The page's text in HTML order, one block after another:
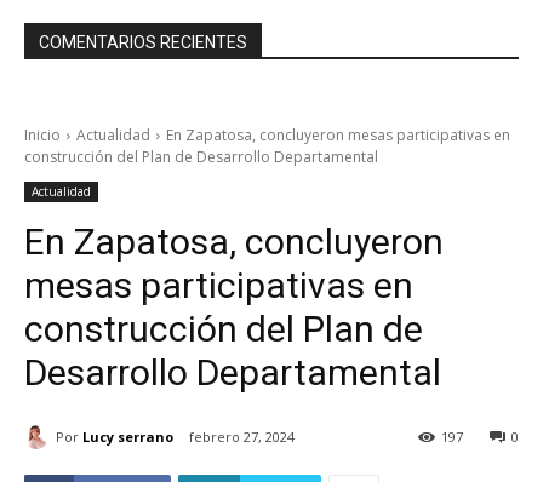
COMENTARIOS RECIENTES